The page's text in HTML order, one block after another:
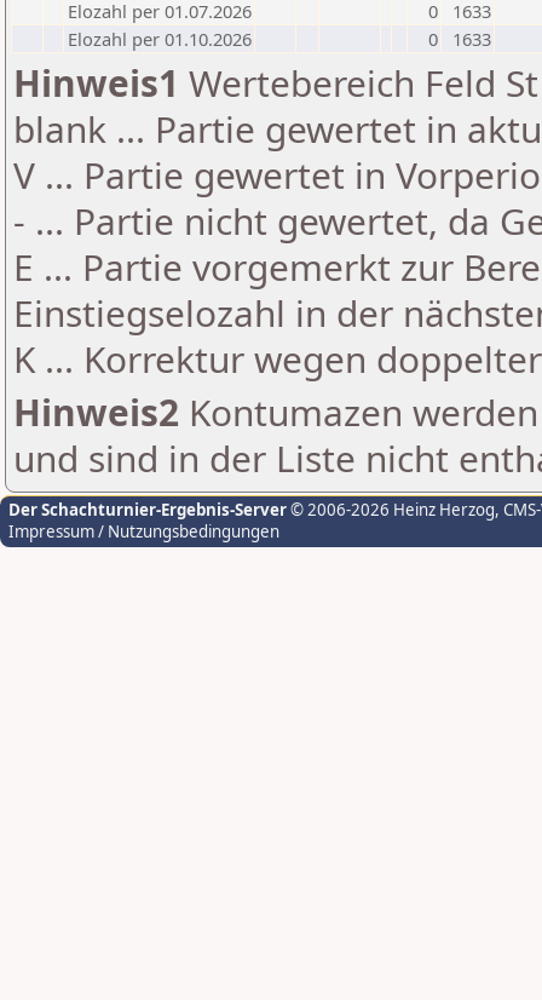
Elozahl per 01.07.2026
0
1633
Elozahl per 01.10.2026
0 1633
Hinweis1 Wertebereich Feld
blank ... Partie gewertet in
V ... Partie gewertet in
- ... Partie nicht gewertet, da
E ... Partie vorgemerkt zur
Einstiegselozahl in der
K ... Korrektur wegen
Hinweis2 Kontumazen
und sind in der Liste nicht
Der Schachturnier-Ergebnis-Server© 2006-2026 Heinz Herzog,
Impressum / Nutzungsbedingungen